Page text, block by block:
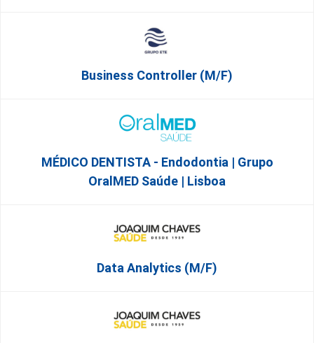
Business Controller (m/f)
MÉDICO DENTISTA - Endodontia | Grupo
OralMED Saúde | Lisboa
Data Analytics (M/F)